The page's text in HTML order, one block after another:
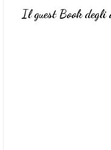
Il guest Book degli